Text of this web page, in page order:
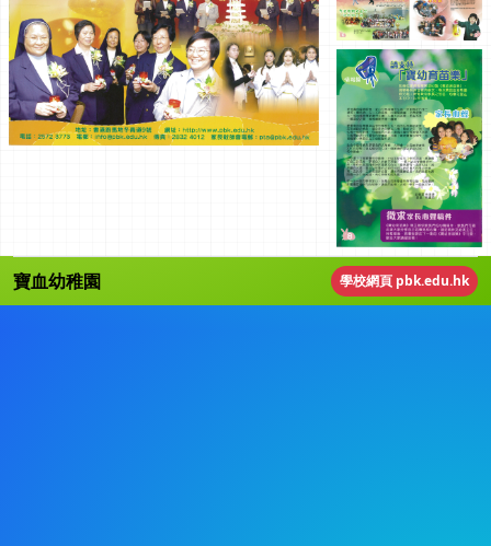
寶血幼稚園 學校網頁 pbk.edu.hk